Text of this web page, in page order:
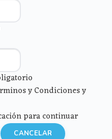
y Condiciones y
para continuar
CANCELAR